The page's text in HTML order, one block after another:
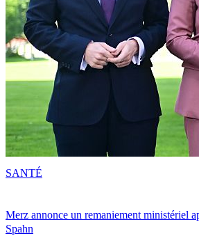
Merz annonce un remaniement ministériel
Spahn
SANTÉ